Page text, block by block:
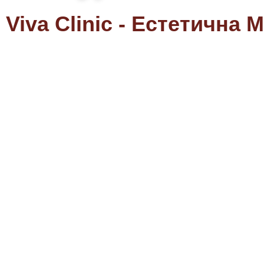
Viva Clinic - Естетична